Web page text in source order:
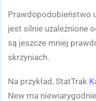
Prawdopodobieństwo
jest silnie uzależnione
są jeszcze mniej
skrzyniach.
Na przykład, StatTrak
New ma